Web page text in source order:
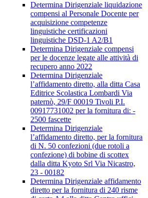
Determina Dirigenziale liquidazione
compensi al Personale Docente per
acquisizione competenze
linguistiche certificazioni
linguistiche DSD-1 A2/B1
Determina Dirigenziale compensi
per le docenze legate alle attività di
recupero anno 2022
Determina Dirigenziale
l’affidamento diretto, alla ditta Casa
Editrice Scolastica Lombardi Via
paternò, 29/F 00019 Tivoli P.I.
00917731002 per la fornitura di: -
2500 fascette
Determina Dirigenziale
l’affidamento diretto, per la fornitura
di N. 50 confezioni (due rotoli a
confezione) di bobine di scottex
dalla ditta Kyoto Srl Via Nicastro,
23 - 00182
Determina Dirigenziale affidamento
diretto per la fornitura di 240 risme